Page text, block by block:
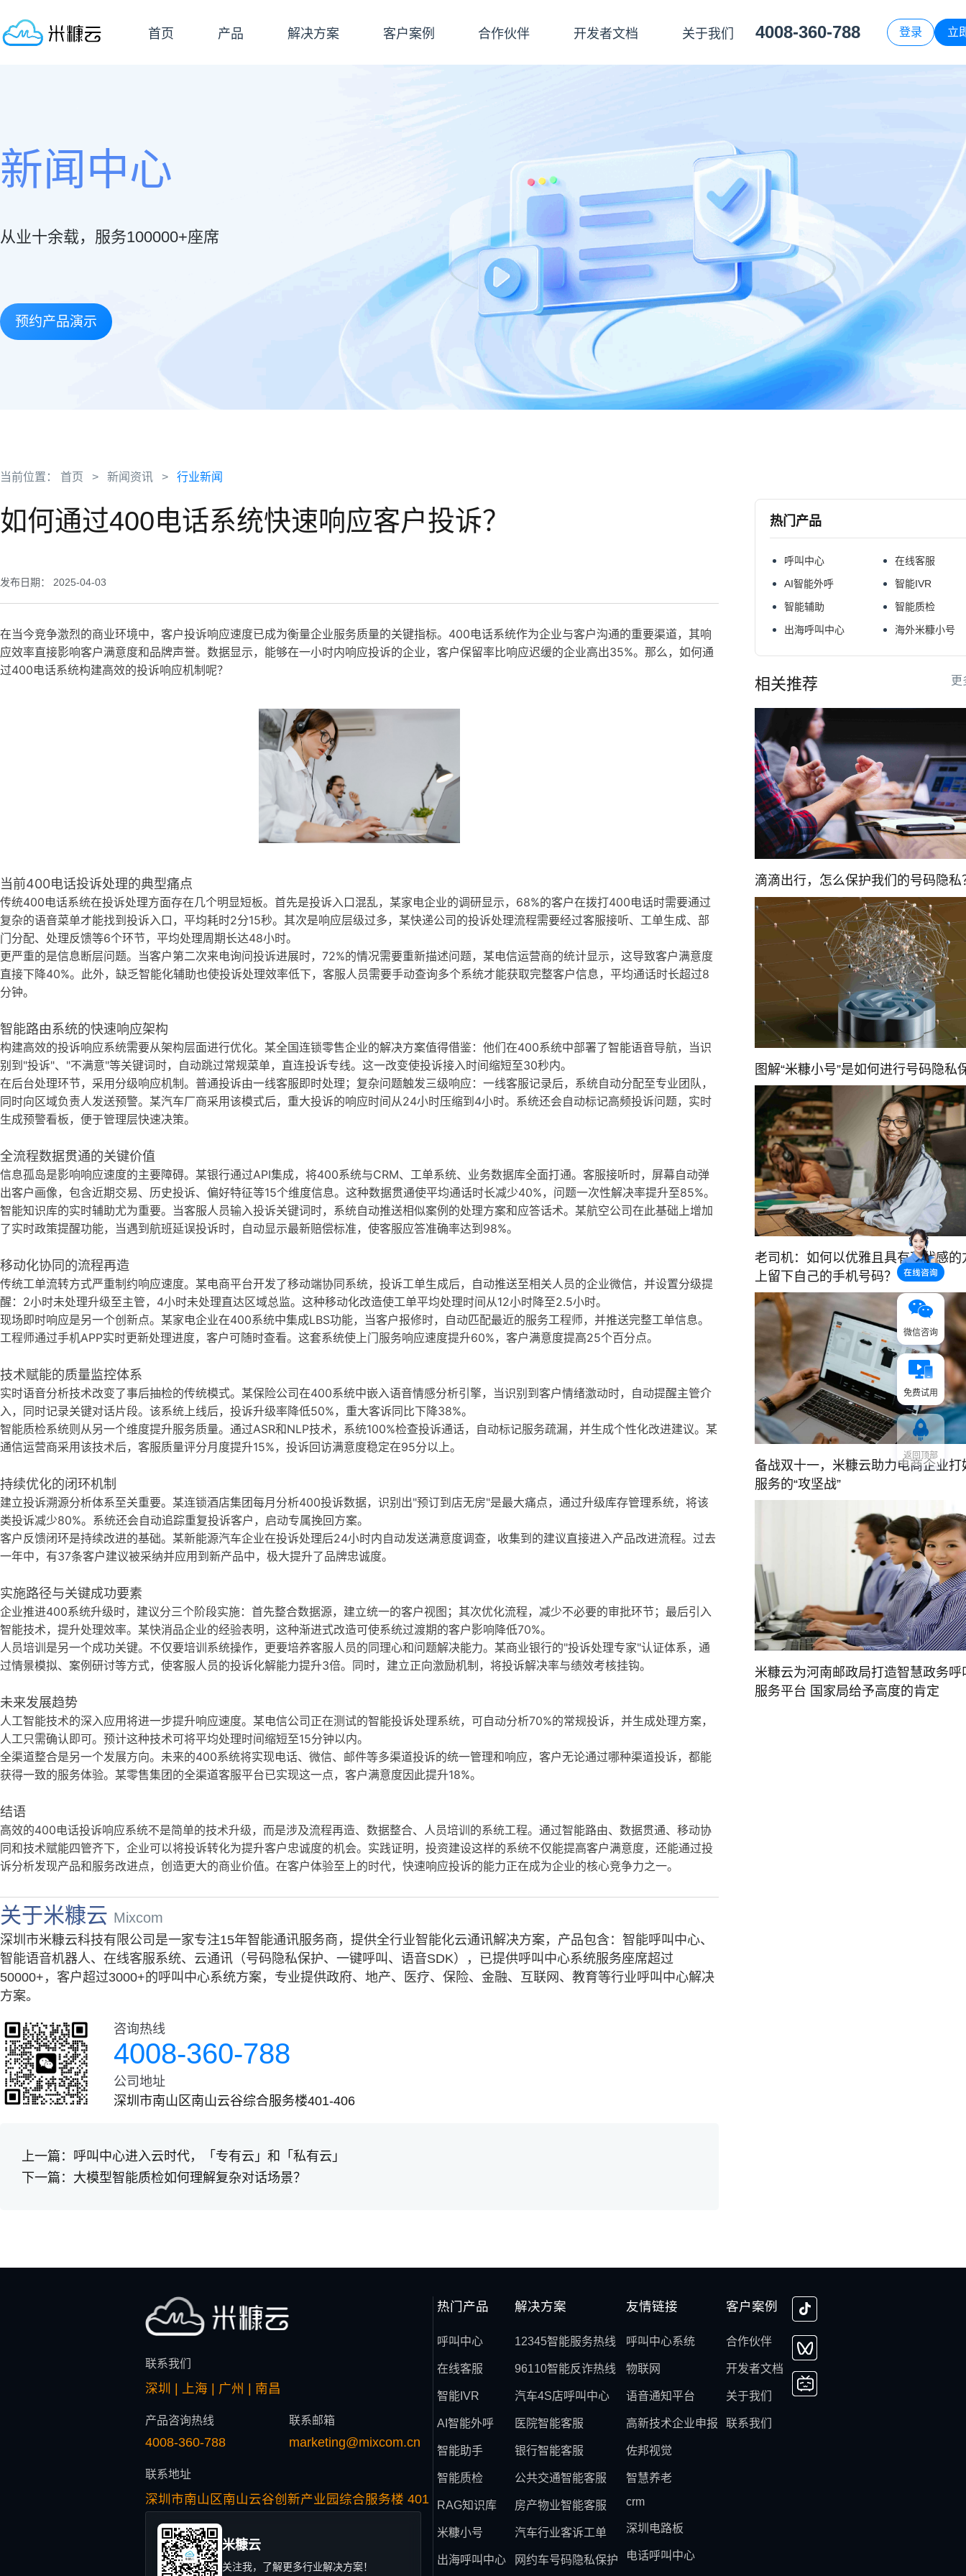
首页 产品 解决方案 客户案例 合作伙伴 开发者文档 关于我们 4008-360-788 登录 立
新闻中心
从业十余载，服务100000+座席
预约产品演示
当前位置： 首页 > 新闻资讯 > 行业新闻
如何通过400电话系统快速响应客户投诉？
发布日期： 2025-04-03
在当今竞争激烈的商业环境中，客户投诉响应速度已成为衡量企业服务质量的关键指标。400电话系统作为企业与客户沟通的重要渠道，其响
应效率直接影响客户满意度和品牌声誉。数据显示，能够在一小时内响应投诉的企业，客户保留率比响应迟缓的企业高出35%。那么，如何通
过400电话系统构建高效的投诉响应机制呢？
当前400电话投诉处理的典型痛点
传统400电话系统在投诉处理方面存在几个明显短板。首先是投诉入口混乱，某家电企业的调研显示，68%的客户在拨打400电话时需要通过
复杂的语音菜单才能找到投诉入口，平均耗时2分15秒。其次是响应层级过多，某快递公司的投诉处理流程需要经过客服接听、工单生成、部
门分配、处理反馈等6个环节，平均处理周期长达48小时。
更严重的是信息断层问题。当客户第二次来电询问投诉进展时，72%的情况需要重新描述问题，某电信运营商的统计显示，这导致客户满意度
直接下降40%。此外，缺乏智能化辅助也使投诉处理效率低下，客服人员需要手动查询多个系统才能获取完整客户信息，平均通话时长超过8
分钟。
智能路由系统的快速响应架构
构建高效的投诉响应系统需要从架构层面进行优化。某全国连锁零售企业的解决方案值得借鉴：他们在400系统中部署了智能语音导航，当识
别到"投诉"、"不满意"等关键词时，自动跳过常规菜单，直连投诉专线。这一改变使投诉接入时间缩短至30秒内。
在后台处理环节，采用分级响应机制。普通投诉由一线客服即时处理；复杂问题触发三级响应：一线客服记录后，系统自动分配至专业团队，
同时向区域负责人发送预警。某汽车厂商采用该模式后，重大投诉的响应时间从24小时压缩到4小时。系统还会自动标记高频投诉问题，实时
生成预警看板，便于管理层快速决策。
全流程数据贯通的关键价值
信息孤岛是影响响应速度的主要障碍。某银行通过API集成，将400系统与CRM、工单系统、业务数据库全面打通。客服接听时，屏幕自动弹
出客户画像，包含近期交易、历史投诉、偏好特征等15个维度信息。这种数据贯通使平均通话时长减少40%，问题一次性解决率提升至85%。
智能知识库的实时辅助尤为重要。当客服人员输入投诉关键词时，系统自动推送相似案例的处理方案和应答话术。某航空公司在此基础上增加
了实时政策提醒功能，当遇到航班延误投诉时，自动显示最新赔偿标准，使客服应答准确率达到98%。
移动化协同的流程再造
传统工单流转方式严重制约响应速度。某电商平台开发了移动端协同系统，投诉工单生成后，自动推送至相关人员的企业微信，并设置分级提
醒：2小时未处理升级至主管，4小时未处理直达区域总监。这种移动化改造使工单平均处理时间从12小时降至2.5小时。
现场即时响应是另一个创新点。某家电企业在400系统中集成LBS功能，当客户报修时，自动匹配最近的服务工程师，并推送完整工单信息。
工程师通过手机APP实时更新处理进度，客户可随时查看。这套系统使上门服务响应速度提升60%，客户满意度提高25个百分点。
技术赋能的质量监控体系
实时语音分析技术改变了事后抽检的传统模式。某保险公司在400系统中嵌入语音情感分析引擎，当识别到客户情绪激动时，自动提醒主管介
入，同时记录关键对话片段。该系统上线后，投诉升级率降低50%，重大客诉同比下降38%。
智能质检系统则从另一个维度提升服务质量。通过ASR和NLP技术，系统100%检查投诉通话，自动标记服务疏漏，并生成个性化改进建议。某
通信运营商采用该技术后，客服质量评分月度提升15%，投诉回访满意度稳定在95分以上。
持续优化的闭环机制
建立投诉溯源分析体系至关重要。某连锁酒店集团每月分析400投诉数据，识别出"预订到店无房"是最大痛点，通过升级库存管理系统，将该
类投诉减少80%。系统还会自动追踪重复投诉客户，启动专属挽回方案。
客户反馈闭环是持续改进的基础。某新能源汽车企业在投诉处理后24小时内自动发送满意度调查，收集到的建议直接进入产品改进流程。过去
一年中，有37条客户建议被采纳并应用到新产品中，极大提升了品牌忠诚度。
实施路径与关键成功要素
企业推进400系统升级时，建议分三个阶段实施：首先整合数据源，建立统一的客户视图；其次优化流程，减少不必要的审批环节；最后引入
智能技术，提升处理效率。某快消品企业的经验表明，这种渐进式改造可使系统过渡期的客户影响降低70%。
人员培训是另一个成功关键。不仅要培训系统操作，更要培养客服人员的同理心和问题解决能力。某商业银行的"投诉处理专家"认证体系，通
过情景模拟、案例研讨等方式，使客服人员的投诉化解能力提升3倍。同时，建立正向激励机制，将投诉解决率与绩效考核挂钩。
未来发展趋势
人工智能技术的深入应用将进一步提升响应速度。某电信公司正在测试的智能投诉处理系统，可自动分析70%的常规投诉，并生成处理方案，
人工只需确认即可。预计这种技术可将平均处理时间缩短至15分钟以内。
全渠道整合是另一个发展方向。未来的400系统将实现电话、微信、邮件等多渠道投诉的统一管理和响应，客户无论通过哪种渠道投诉，都能
获得一致的服务体验。某零售集团的全渠道客服平台已实现这一点，客户满意度因此提升18%。
结语
高效的400电话投诉响应系统不是简单的技术升级，而是涉及流程再造、数据整合、人员培训的系统工程。通过智能路由、数据贯通、移动协
同和技术赋能四管齐下，企业可以将投诉转化为提升客户忠诚度的机会。实践证明，投资建设这样的系统不仅能提高客户满意度，还能通过投
诉分析发现产品和服务改进点，创造更大的商业价值。在客户体验至上的时代，快速响应投诉的能力正在成为企业的核心竞争力之一。
关于米糠云 Mixcom
深圳市米糠云科技有限公司是一家专注15年智能通讯服务商，提供全行业智能化云通讯解决方案，产品包含：智能呼叫中心、
智能语音机器人、在线客服系统、云通讯（号码隐私保护、一键呼叫、语音SDK），已提供呼叫中心系统服务座席超过
50000+，客户超过3000+的呼叫中心系统方案，专业提供政府、地产、医疗、保险、金融、互联网、教育等行业呼叫中心解决
方案。
咨询热线
4008-360-788
公司地址
深圳市南山区南山云谷综合服务楼401-406
上一篇： 呼叫中心进入云时代，「专有云」和「私有云」
下一篇： 大模型智能质检如何理解复杂对话场景？
热门产品
呼叫中心
AI智能外呼
智能辅助
出海呼叫中心
在线客服
智能IVR
智能质检
海外米糠小号
相关推荐 更
滴滴出行，怎么保护我们的号码隐私
图解“米糠小号”是如何进行号码隐私
老司机：如何以优雅且具有现代感的
上留下自己的手机号码？
备战双十一，米糠云助力电商企业打
服务的“攻坚战”
米糠云为河南邮政局打造智慧政务呼
服务平台 国家局给予高度的肯定
联系我们
深圳 | 上海 | 广州 | 南昌
产品咨询热线
4008-360-788
联系邮箱
marketing@mixcom.cn
联系地址
深圳市南山区南山云谷创新产业园综合服务楼 401
米糠云
关注我，了解更多行业解决方案！
热门产品
呼叫中心
在线客服
智能IVR
AI智能外呼
智能助手
智能质检
RAG知识库
米糠小号
出海呼叫中心
解决方案
12345智能服务热线
96110智能反诈热线
汽车4S店呼叫中心
医院智能客服
银行智能客服
公共交通智能客服
房产物业智能客服
汽车行业客诉工单
网约车号码隐私保护
友情链接
呼叫中心系统
物联网
语音通知平台
高新技术企业申报
佐邦视觉
智慧养老
crm
深圳电路板
电话呼叫中心
客户案例
合作伙伴
开发者文档
关于我们
联系我们
微信咨询
免费试用
返回顶部